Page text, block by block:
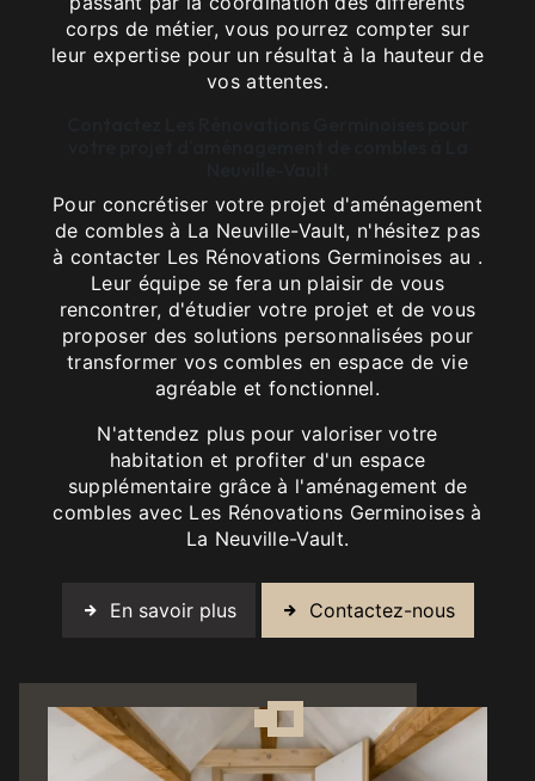
corps de métier, vous pourrez compter sur
leur expertise pour un résultat à la hauteur de
vos attentes.
Pour concrétiser votre projet d'aménagement
de combles à La Neuville-Vault, n'hésitez pas
à contacter Les Rénovations Germinoises au .
Leur équipe se fera un plaisir de vous
rencontrer, d'étudier votre projet et de vous
proposer des solutions personnalisées pour
transformer vos combles en espace de vie
agréable et fonctionnel.
N'attendez plus pour valoriser votre
habitation et profiter d'un espace
supplémentaire grâce à l'aménagement de
combles avec Les Rénovations Germinoises à
La Neuville-Vault.
En savoir plus Contactez-nous